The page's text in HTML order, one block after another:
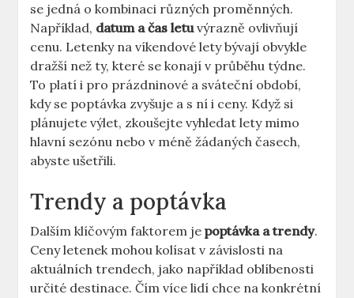
se jedná o kombinaci různých proměnných.
Například, datum a čas letuvýrazně ovlivňují
cenu. Letenky na víkendové lety bývají obvykle
dražší než ty, které se konají v průběhu týdne.
To platí i pro prázdninové a sváteční období,
kdy se poptávka zvyšuje a s ní i ceny. Když si
plánujete výlet, zkoušejte vyhledat lety mimo
hlavní sezónu nebo v méně žádaných časech,
abyste ušetřili.
Trendy a poptávka
Dalším klíčovým faktorem jepoptávka a trendy.
Ceny letenek mohou kolísat v závislosti na
aktuálních trendech, jako například oblíbenosti
určité destinace. Čím více lidí chce na konkrétní